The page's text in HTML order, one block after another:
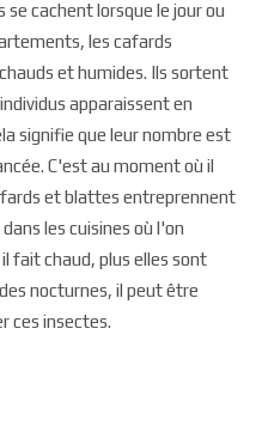
cachent lorsque le jour ou
les cafards
et humides. Ils sortent
apparaissent en
signifie que leur nombre est
C'est au moment où il
et blattes entreprennent
les cuisines où l'on
fait chaud, plus elles sont
nocturnes, il peut être
ces insectes.